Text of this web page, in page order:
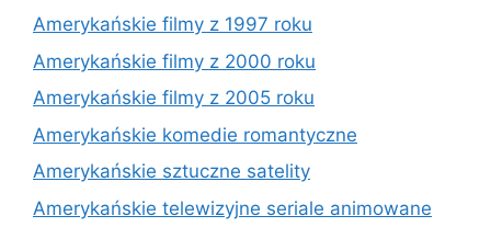
Amerykańskie filmy z 1997 roku
Amerykańskie filmy z 2000 roku
Amerykańskie filmy z 2005 roku
Amerykańskie komedie romantyczne
Amerykańskie sztuczne satelity
Amerykańskie telewizyjne seriale animowane